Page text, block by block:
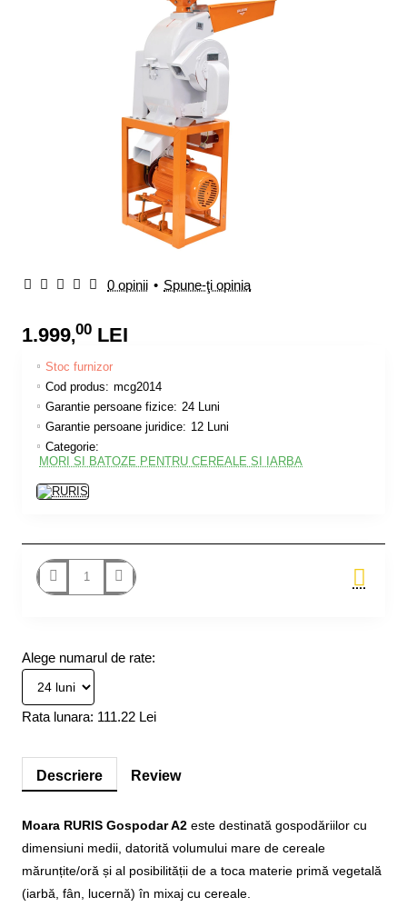
0 opinii • Spune-ţi opinia
1.999,00 LEI
Stoc furnizor
Cod produs: mcg2014
Garantie persoane fizice: 24 Luni
Garantie persoane juridice: 12 Luni
Categorie:
MORI SI BATOZE PENTRU CEREALE SI IARBA
Alege numarul de rate:
Rata lunara: 111.22 Lei
Descriere Review
Moara RURIS Gospodar A2 este destinată gospodăriilor cu
dimensiuni medii, datorită volumului mare de cereale
mărunțite/oră și al posibilității de a toca materie primă vegetală
(iarbă, fân, lucernă) în mixaj cu cereale.